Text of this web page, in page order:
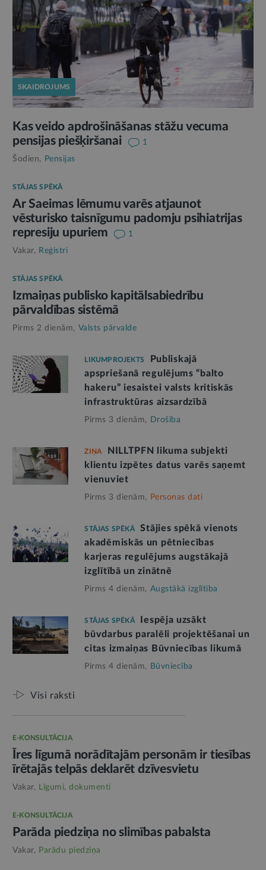
SKAIDROJUMS
Kas veido apdrošināšanas stāžu vecuma
pensijas piešķiršanai
1
Šodien, Pensijas
STĀJAS SPĒKĀ
Ar Saeimas lēmumu varēs atjaunot
vēsturisko taisnīgumu padomju psihiatrijas
represiju upuriem
1
Vakar, Reģistri
STĀJAS SPĒKĀ
Izmaiņas publisko kapitālsabiedrību
pārvaldības sistēmā
Pirms 2 dienām, Valsts pārvalde
LIKUMPROJEKTS
Publiskajā
apspriešanā regulējums “balto
hakeru” iesaistei valsts kritiskās
infrastruktūras aizsardzībā
Pirms 3 dienām, Drošība
ZIŅA
NILLTPFN likuma subjekti
klientu izpētes datus varēs saņemt
vienuviet
Pirms 3 dienām, Personas dati
STĀJAS SPĒKĀ
Stājies spēkā vienots
akadēmiskās un pētniecības
karjeras regulējums augstākajā
izglītībā un zinātnē
Pirms 4 dienām, Augstākā izglītība
STĀJAS SPĒKĀ
Iespēja uzsākt
būvdarbus paralēli projektēšanai un
citas izmaiņas Būvniecības likumā
Pirms 4 dienām, Būvniecība
Visi raksti
E-KONSULTĀCIJA
Īres līgumā norādītajām personām ir tiesības
īrētajās telpās deklarēt dzīvesvietu
Vakar, Līgumi, dokumenti
E-KONSULTĀCIJA
Parāda piedziņa no slimības pabalsta
Vakar, Parādu piedziņa